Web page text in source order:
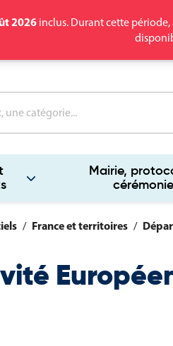
2026 inclus. Durant cette
Mairie,
France et territoires